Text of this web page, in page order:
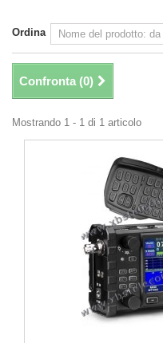
Ordina
Confronta (0)
Mostrando 1 - 1 di 1 articolo